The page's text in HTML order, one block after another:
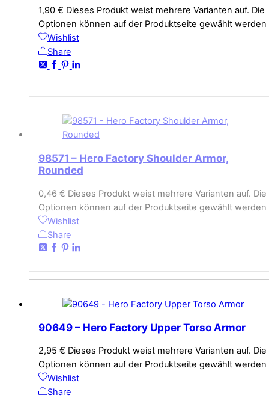
1,90 € Dieses Produkt weist mehrere Varianten auf. Die
Optionen können auf der Produktseite gewählt werden
Wishlist
Share
98571 – Hero Factory Shoulder Armor,
Rounded
0,46 € Dieses Produkt weist mehrere Varianten auf. Die
Optionen können auf der Produktseite gewählt werden
Wishlist
Share
90649 – Hero Factory Upper Torso Armor
2,95 € Dieses Produkt weist mehrere Varianten auf. Die
Optionen können auf der Produktseite gewählt werden
Wishlist
Share